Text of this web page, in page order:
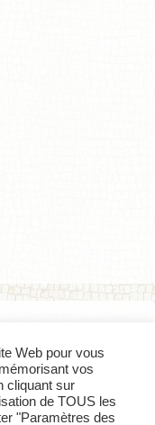
l'Antiquité (Université de
Web pour vous
vos
cliquant sur
de TOUS les
"Paramètres des